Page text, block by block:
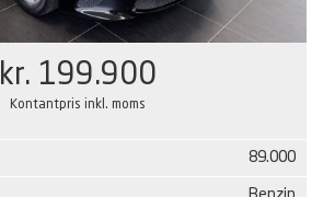
kr. 199.900
Kontantpris inkl. moms
89.000